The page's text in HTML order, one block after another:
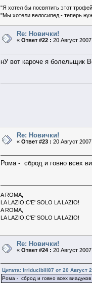
"Я хотел бы посвятить этот
"Мы хотели велосипед - теперь
Re: Новички!
«Ответ #22 : 20 Август
нУ вот кароче я болельщик
Re: Новички!
«Ответ #23 : 20 Август
Рома - сброд и говно всех
A ROMA,
LA LAZIO;C'E' SOLO LA LAZIO!
A ROMA,
LA LAZIO;C'E' SOLO LA LAZIO!
Re: Новички!
«Ответ #24 : 20 Август
Цитата: Irriducibili87 от 20 Август
Рома - сброд и говно всех